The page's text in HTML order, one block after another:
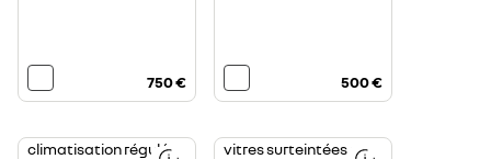
750 € 500 €
climatisation régulée
vitres surteintées sur